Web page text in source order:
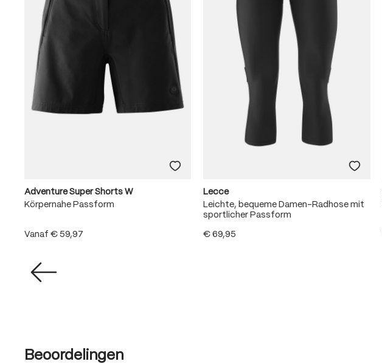
Adventure Super Shorts W
Körpernahe Passform
Vanaf € 59,97
Lecce
Leichte, bequeme Damen-Radhose mit
sportlicher Passform
€ 69,95
Beoordelingen